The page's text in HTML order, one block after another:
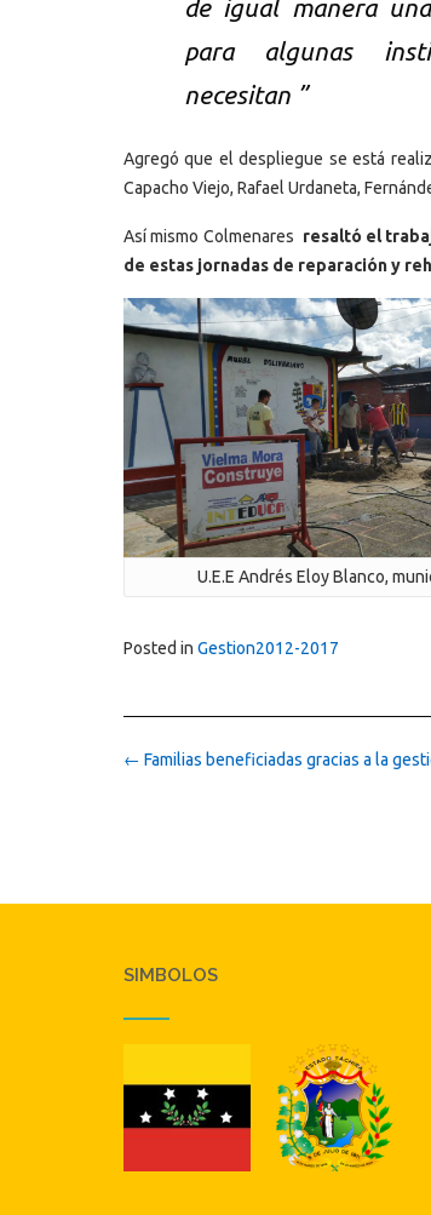
de igual manera
para algunas
necesitan ”
Agregó que el despliegue se está
Capacho Viejo, Rafael Urdaneta,
Así mismo Colmenares resaltó el
de estas jornadas de reparación y
U.E.E Andrés Eloy Blanco,
Posted in Gestion2012-2017
Post
← Familias beneficiadas gracias a la
SIMBOLOS